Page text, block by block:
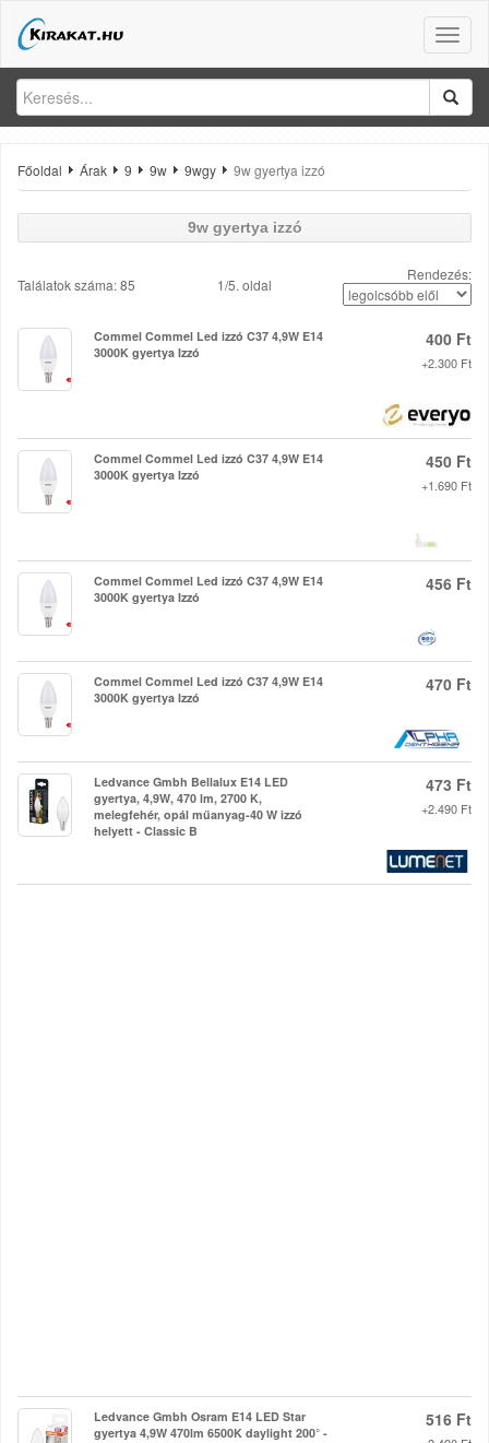
Toggle
Főoldal Árak 9 9w 9wgy 9w gyertya izzó
9w gyertya izzó
Találatok száma: 85 1/5. oldal
Rendezés:
Commel Commel Led izzó C37 4,9W E14
3000K gyertya Izzó
400 Ft
+2.300 Ft
Commel Commel Led izzó C37 4,9W E14
3000K gyertya Izzó
450 Ft
+1.690 Ft
Commel Commel Led izzó C37 4,9W E14
3000K gyertya Izzó
456 Ft
Commel Commel Led izzó C37 4,9W E14
3000K gyertya Izzó
470 Ft
Ledvance Gmbh Bellalux E14 LED
gyertya, 4,9W, 470 lm, 2700 K,
melegfehér, opál műanyag-40 W izzó
helyett - Classic B
473 Ft
+2.490 Ft
Ledvance Gmbh Osram E14 LED Star
gyertya 4,9W 470lm 6500K daylight 200° -
516 Ft